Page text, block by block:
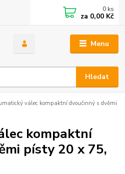
Menu
Hledat
0 ks
za 0,00 Kč
válec kompaktní dvoučinný s dvěmi
kompaktní
písty 20 x 75,